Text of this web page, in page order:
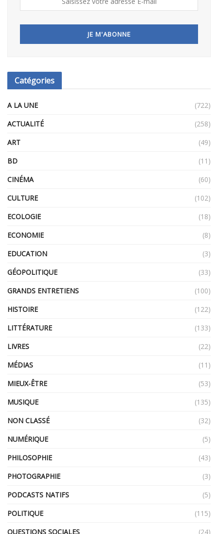
Catégories
A LA UNE
(722)
ACTUALITÉ
(258)
ART
(49)
BD
(11)
CINÉMA
(60)
CULTURE
(102)
ECOLOGIE
(18)
ECONOMIE
(8)
EDUCATION
(3)
GÉOPOLITIQUE
(33)
GRANDS ENTRETIENS
(100)
HISTOIRE
(122)
LITTÉRATURE
(133)
LIVRES
(22)
MÉDIAS
(11)
MIEUX-ÊTRE
(53)
MUSIQUE
(135)
NON CLASSÉ
(32)
NUMÉRIQUE
(5)
PHILOSOPHIE
(43)
PHOTOGRAPHIE
(3)
PODCASTS NATIFS
(5)
POLITIQUE
(115)
QUESTIONS SOCIALES
(24)